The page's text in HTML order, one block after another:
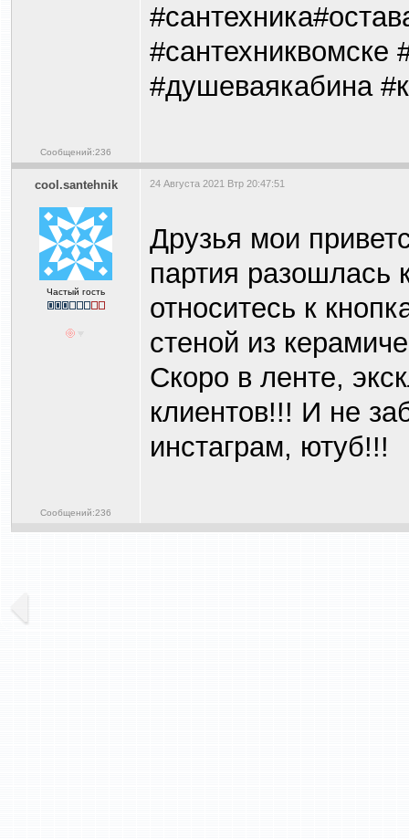
Сообщений:236
#душеваякабина
cool.santehnik
Частый гость
Сообщений:236
24 Августа 2021 Втр 20:47:51
Друзья мои
партия разошлась
относитесь к
стеной из
Скоро в ленте,
клиентов!!! И не
инстаграм, ютуб!!!